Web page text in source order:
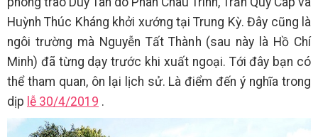
Huỳnh Thúc Kháng khởi xướng tại Trung Kỳ. Đây cũng là
ngôi trường mà Nguyễn Tất Thành (sau này là Hồ Chí
Minh) đã từng dạy trước khi xuất ngoại. Tới đây bạn có
thể tham quan, ôn lại lịch sử. Là điểm đến ý nghĩa trong
dịp lễ 30/4/2019 .